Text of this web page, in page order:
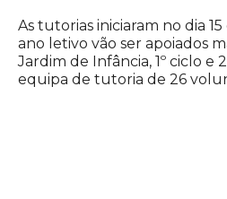
As tutorias iniciaram no dia
ano letivo vão ser apoiados
Jardim de Infância, 1º ciclo e
equipa de tutoria de 26